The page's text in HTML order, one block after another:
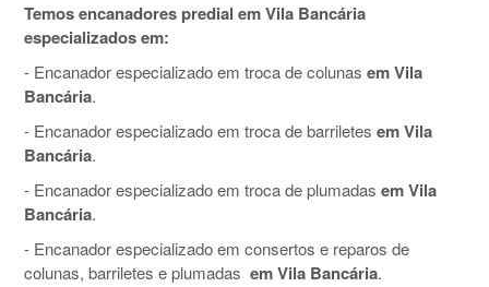
Temos encanadores predial em Vila Bancária
especializados em:
- Encanador especializado em troca de colunas em Vila
Bancária.
- Encanador especializado em troca de barriletes em Vila
Bancária.
- Encanador especializado em troca de plumadas em Vila
Bancária.
- Encanador especializado em consertos e reparos de
colunas, barriletes e plumadas em Vila Bancária.